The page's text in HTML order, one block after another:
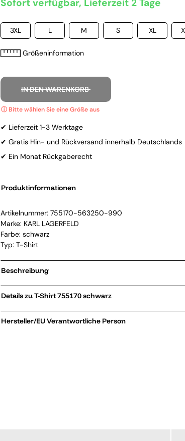
Sofort verfügbar, Lieferzeit 2 Tage
3XL L M S XL
Größeninformation
IN DEN WARENKORB
✔ Lieferzeit 1-3 Werktage
✔ Gratis Hin- und Rückversand innerhalb Deutschlands
✔ Ein Monat Rückgaberecht
Produktinformationen
Artikelnummer: 755170-563250-990
Marke: KARL LAGERFELD
Farbe: schwarz
Typ: T-Shirt
Beschreibung
Details zu T-Shirt 755170 schwarz
Hersteller/EU Verantwortliche Person